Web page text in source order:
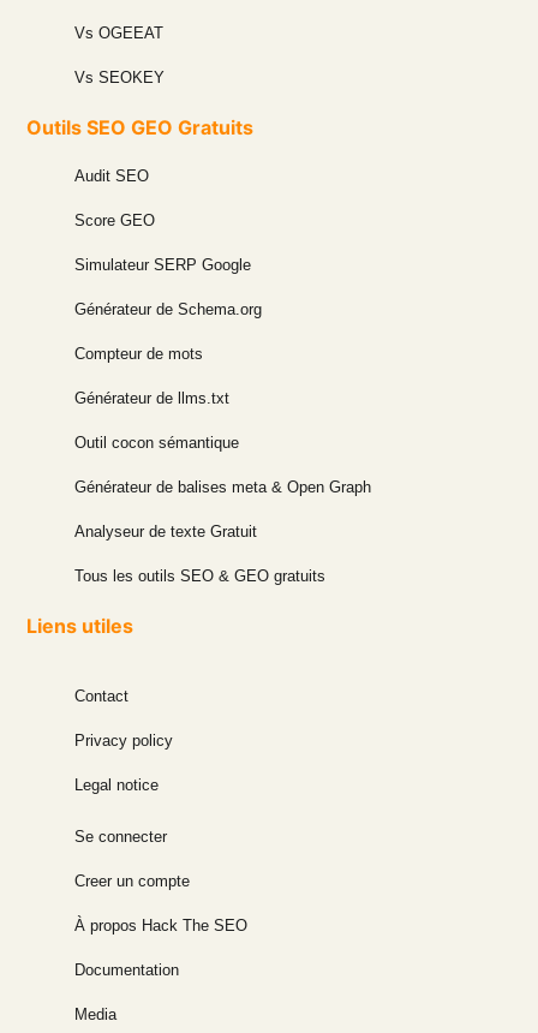
Vs OGEEAT
Vs SEOKEY
Outils SEO GEO Gratuits
Audit SEO
Score GEO
Simulateur SERP Google
Générateur de Schema.org
Compteur de mots
Générateur de llms.txt
Outil cocon sémantique
Générateur de balises meta & Open Graph
Analyseur de texte Gratuit
Tous les outils SEO & GEO gratuits
Liens utiles
Contact
Privacy policy
Legal notice
Se connecter
Creer un compte
À propos Hack The SEO
Documentation
Media